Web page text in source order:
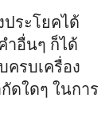
ระโยคได้
ำอื่นๆ ก็ได้
ครบเครื่อง
ดใดๆ ในการ